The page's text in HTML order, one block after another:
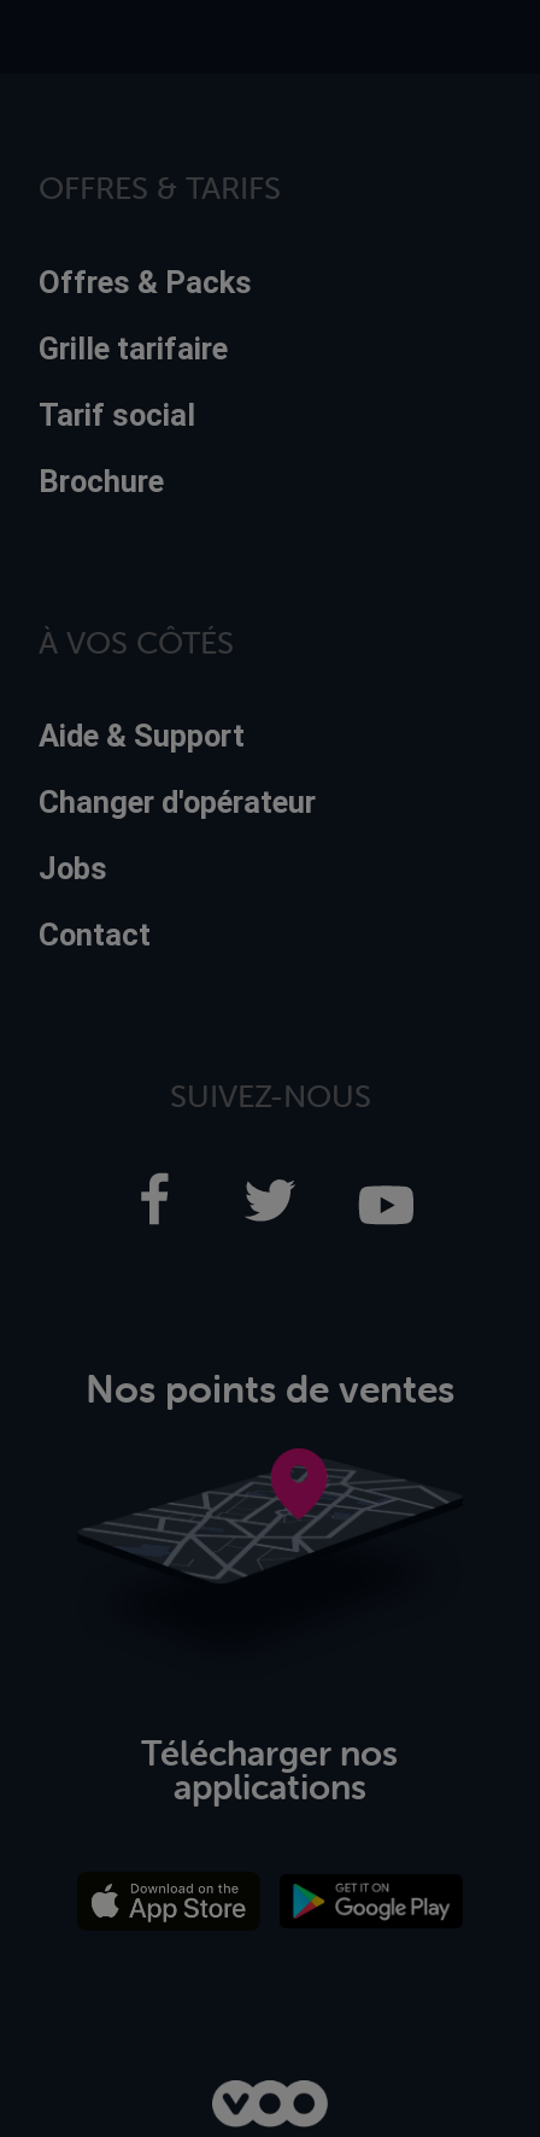
OFFRES & TARIFS
Offres & Packs
Grille tarifaire
Tarif social
Brochure
À VOS CÔTÉS
Aide & Support
Changer d'opérateur
Jobs
Contact
SUIVEZ-NOUS
Nos points de ventes
Télécharger nos
applications